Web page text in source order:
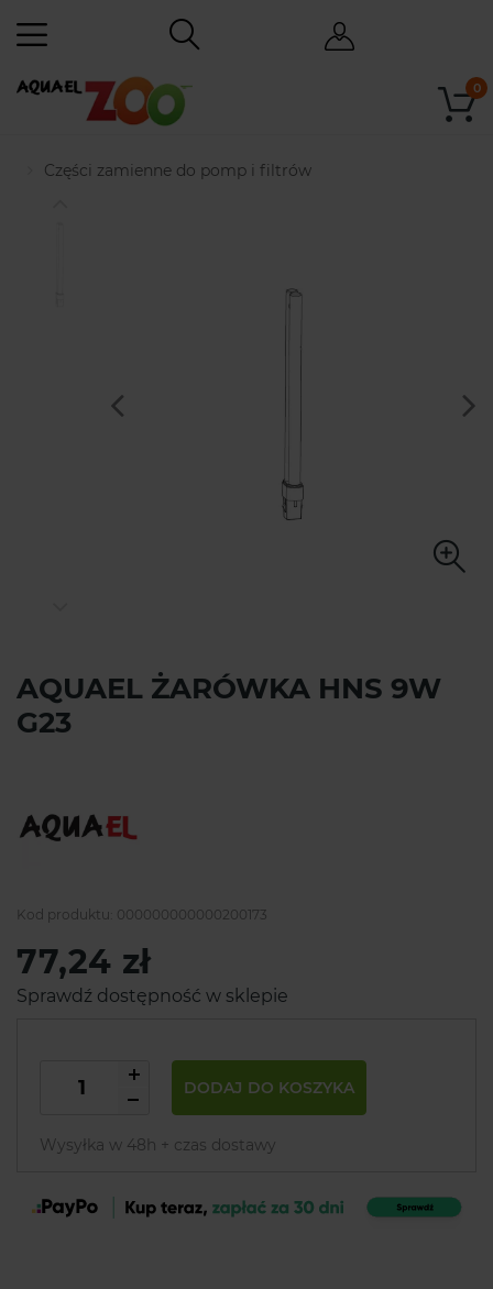
0
Części zamienne do pomp i filtrów
AQUAEL ŻARÓWKA HNS 9W
G23
Kod produktu: 000000000000200173
77,24 zł
Sprawdź dostępność w sklepie
DODAJ DO KOSZYKA
Wysyłka w 48h + czas dostawy